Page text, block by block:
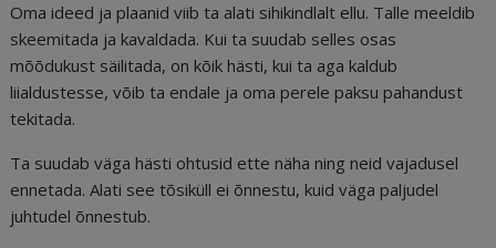
Oma ideed ja plaanid viib ta alati sihikindlalt ellu. Talle meeldib
skeemitada ja kavaldada. Kui ta suudab selles osas
mõõdukust säilitada, on kõik hästi, kui ta aga kaldub
liialdustesse, võib ta endale ja oma perele paksu pahandust
tekitada.
Ta suudab väga hästi ohtusid ette näha ning neid vajadusel
ennetada. Alati see tõsiküll ei õnnestu, kuid väga paljudel
juhtudel õnnestub.